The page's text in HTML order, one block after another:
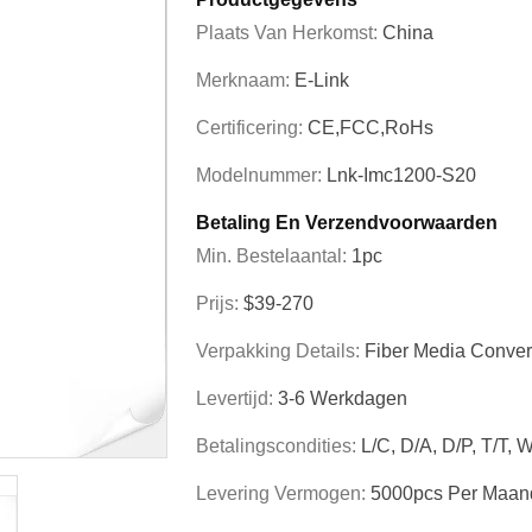
Plaats Van Herkomst: China
Merknaam: E-Link
Certificering: CE,FCC,RoHs
Modelnummer: Lnk-Imc1200-S20
Betaling En Verzendvoorwaarden
Min. Bestelaantal: 1pc
Prijs: $39-270
Verpakking Details: Fiber Media
Levertijd: 3-6 Werkdagen
Betalingscondities: L/C, D/A, D/P, T/T,
Levering Vermogen: 5000pcs Per